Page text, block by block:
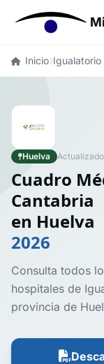
Inicio Igualatorio
Huelva
Cuadro
Cantabria
en Huelva
2026
Consulta todos
hospitales de
provincia de